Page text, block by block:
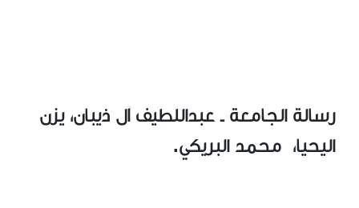
رسالة الجامعة ـ عبداللطيف آل ذيبان، يزن
اليحيا، محمد البريكي.